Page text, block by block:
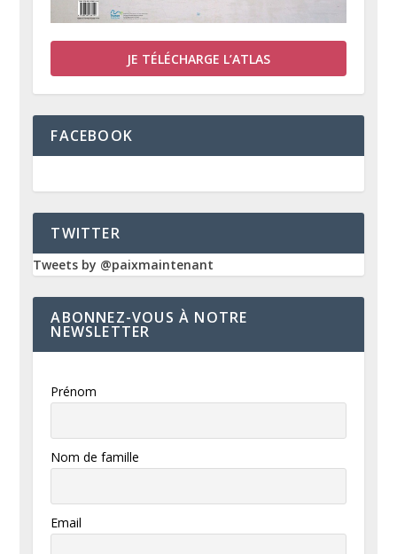
JE TÉLÉCHARGE L’ATLAS
FACEBOOK
TWITTER
Tweets by @paixmaintenant
ABONNEZ-VOUS À NOTRE
NEWSLETTER
Prénom
Nom de famille
Email